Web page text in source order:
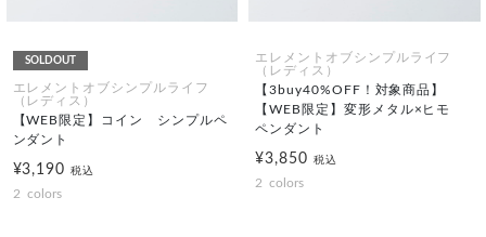
SOLDOUT
エレメントオブシンプルライフ
（レディス）
【WEB限定】コイン シンプルペ
ンダント
¥3,190税込
2 colors
エレメントオブシンプルライフ
（レディス）
【3buy40%OFF！対象商品】
【WEB限定】変形メタル×ヒモ
ペンダント
¥3,850 税込
2 colors